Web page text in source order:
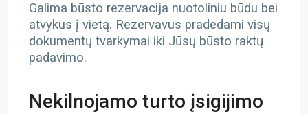
Galima būsto rezervacija nuotoliniu būdu bei
atvykus į vietą. Rezervavus pradedami visų
dokumentų tvarkymai iki Jūsų būsto raktų
padavimo.
Nekilnojamo turto įsigijimo